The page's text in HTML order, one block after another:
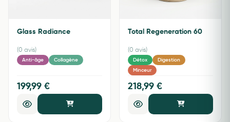
Glass Radiance
(0 avis)
Anti-âge Collagène
199,99 €
Total Regeneration 60
(0 avis)
Détox
Digestion
Minceur
218,99 €